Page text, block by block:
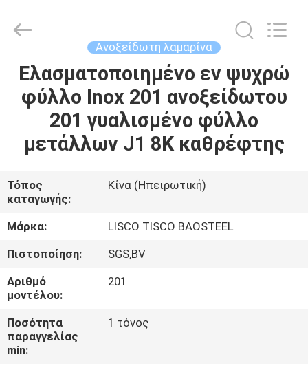
ΣΠΊΤΙ
ΠΡΟΪΌΝΤΑ
ΠΕΡΊΠΟΥ
ΕΜΕΊΣ
ΓΎΡΟΣ
ΕΡΓΟΣΤΑΣΊΩΝ
ΠΟΙΟΤΙΚΌΣ
ΈΛΕΓΧΟΣ
INDUSTRIAL
LIMITED.
Ανοξείδωτη λαμαρίνα
Ελασματοποιημένο εν ψυχρώ
φύλλο Inox 201 ανοξείδωτου
201 γυαλισμένο φύλλο
μετάλλων J1 8K καθρέφτης
Τόπος
καταγωγής:
Κίνα (Ηπειρωτική)
Μάρκα:
LISCO TISCO BAOSTEEL
Πιστοποίηση:
SGS,BV
Αριθμό
μοντέλου:
201
Ποσότητα
παραγγελίας
min:
1 τόνος